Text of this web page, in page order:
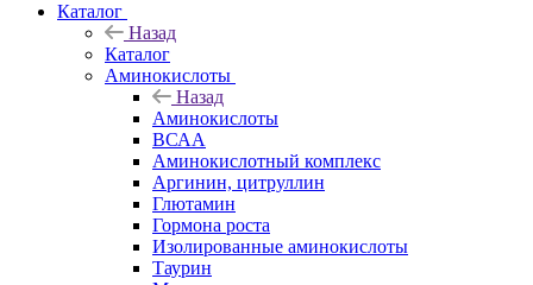
Каталог
Назад
Каталог
Аминокислоты
Назад
Аминокислоты
ВСАА
Аминокислотный комплекс
Аргинин, цитруллин
Глютамин
Гормона роста
Изолированные аминокислоты
Таурин